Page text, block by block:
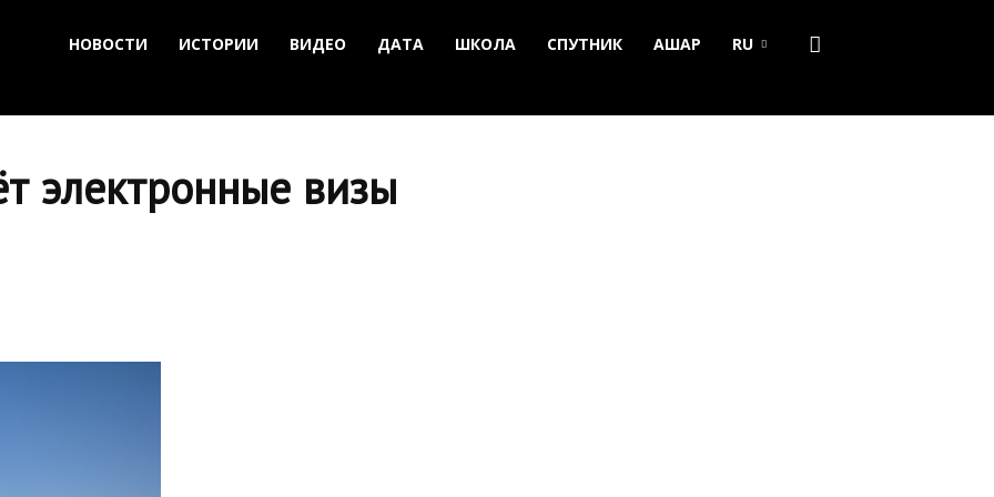
НОВОСТИ ИСТОРИИ ВИДЕО ДАТА ШКОЛА СПУТНИК АШАР RU
электронные визы